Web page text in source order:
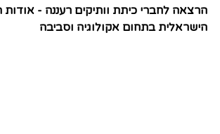
הרצאה לחברי כיתת וותיקים רעננה -
הישראלית בתחום אקולוגיה וסביבה